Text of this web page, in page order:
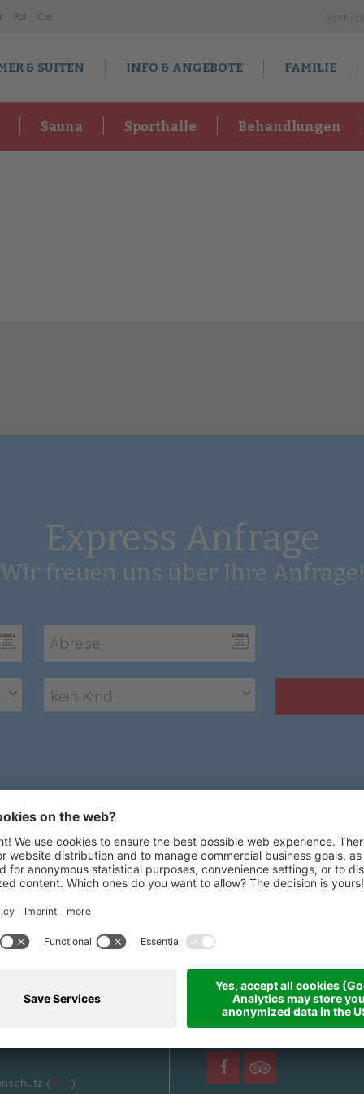
Pol Cze
& SUITEN INFO & ANGEBOTE FAMILIE
Sauna Sporthalle Behandlungen
Express Anfrage
freuen uns über Ihre Anfrage!
kein Kind
unsere
(Info)
News
Webcam
Wetter